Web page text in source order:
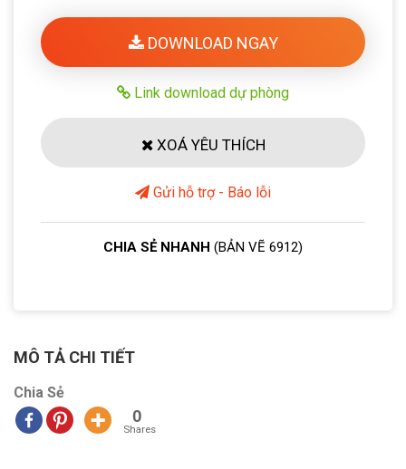
DOWNLOAD NGAY
Link download dự phòng
XOÁ YÊU THÍCH
Gửi hỗ trợ - Báo lỗi
CHIA SẺ NHANH (BẢN VẼ 6912)
MÔ TẢ CHI TIẾT
Chia Sẻ
0
Shares